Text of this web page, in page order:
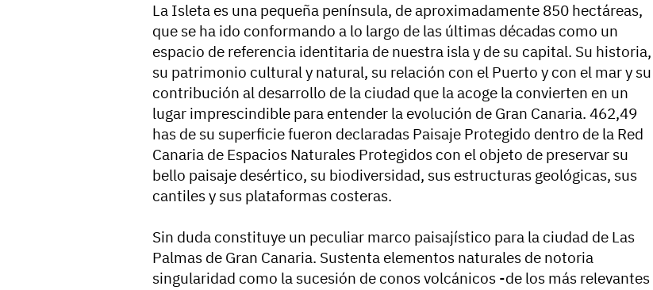
La Isleta es una pequeña península, de aproximadamente 850 hectáreas,
que se ha ido conformando a lo largo de las últimas décadas como un
espacio de referencia identitaria de nuestra isla y de su capital. Su historia,
su patrimonio cultural y natural, su relación con el Puerto y con el mar y su
contribución al desarrollo de la ciudad que la acoge la convierten en un
lugar imprescindible para entender la evolución de Gran Canaria. 462,49
has de su superficie fueron declaradas Paisaje Protegido dentro de la Red
Canaria de Espacios Naturales Protegidos con el objeto de preservar su
bello paisaje desértico, su biodiversidad, sus estructuras geológicas, sus
cantiles y sus plataformas costeras.
Sin duda constituye un peculiar marco paisajístico para la ciudad de Las
Palmas de Gran Canaria. Sustenta elementos naturales de notoria
singularidad como la sucesión de conos volcánicos -de los más relevantes